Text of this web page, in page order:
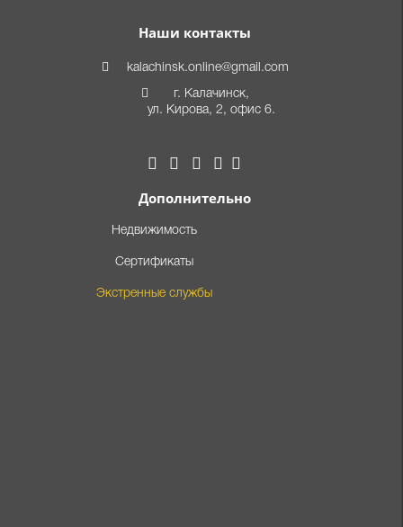
Наши контакты
kalachinsk.online@gmail.com
г. Калачинск,
ул. Кирова, 2, офис 6.
Дополнительно
Недвижимость
Сертификаты
Экстренные службы